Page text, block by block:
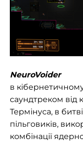
NeuroVoider
в
саундтреком від
Термінуса, в
пільговиків,
комбінації